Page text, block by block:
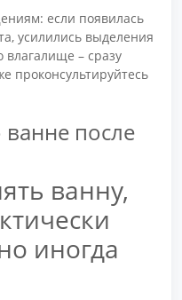
если появилась
усилились выделения
влагалище – сразу
проконсультируйтесь
после
ванну,
иногда